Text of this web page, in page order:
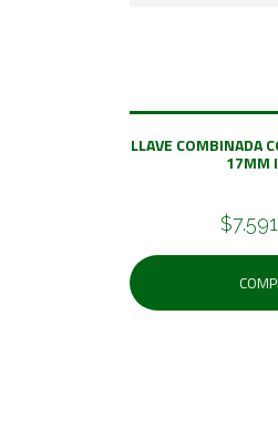
LLAVE COMBINADA
17MM